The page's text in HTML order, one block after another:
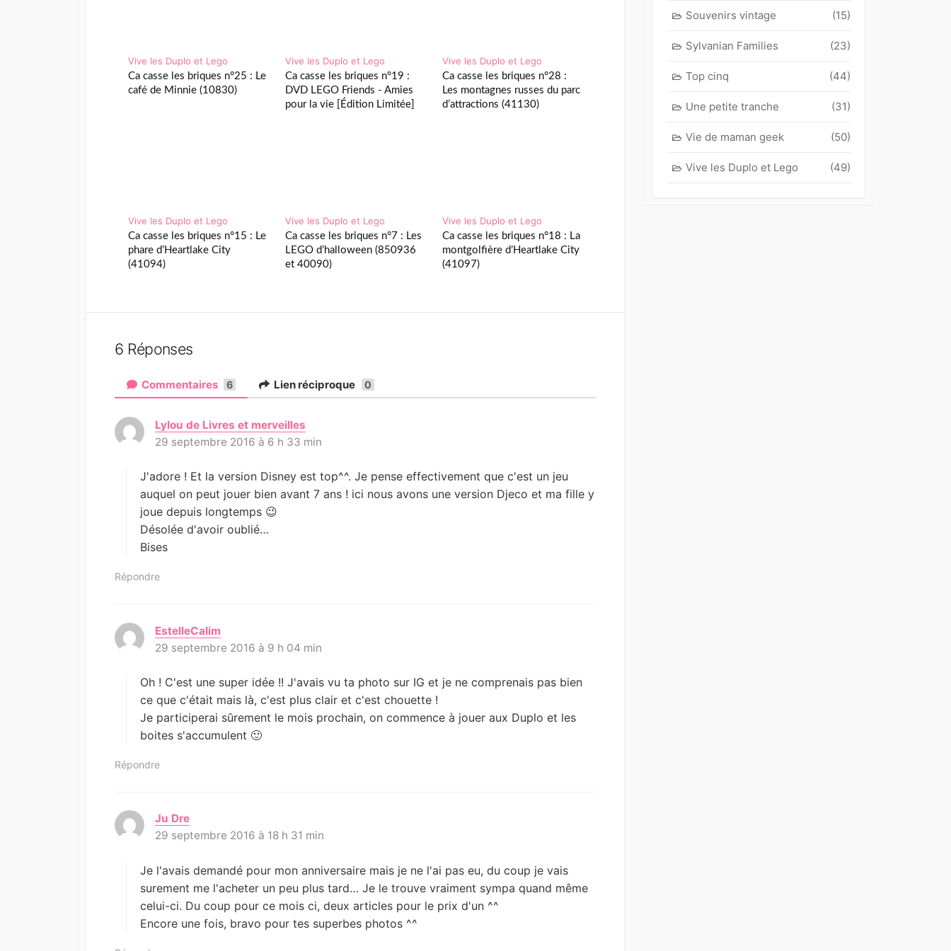
Vive les Duplo et Lego
Ca casse les briques n°25 : Le
café de Minnie (10830)
Vive les Duplo et Lego
Ca casse les briques n°19 :
DVD LEGO Friends - Amies
pour la vie [Édition Limitée]
Vive les Duplo et Lego
Ca casse les briques n°28 :
Les montagnes russes du parc
d’attractions (41130)
Vive les Duplo et Lego
Ca casse les briques n°15 : Le
phare d’Heartlake City
(41094)
Vive les Duplo et Lego
Ca casse les briques n°7 : Les
LEGO d’halloween (850936
et 40090)
Vive les Duplo et Lego
Ca casse les briques n°18 : La
montgolfière d’Heartlake City
(41097)
6 Réponses
Commentaires 6 Lien réciproque 0
Lylou de Livres et merveilles
i
:
29 septembre 2016 à 6 h 33 min
J'adore ! Et la version Disney est top^^. Je pense effectivement que c'est un jeu
auquel on peut jouer bien avant 7 ans ! ici nous avons une version Djeco et ma fille y
joue depuis longtemps 😉
Désolée d'avoir oublié…
Bises
Répondre
EstelleCalim
i
:
29 septembre 2016 à 9 h 04 min
Oh ! C'est une super idée !! J'avais vu ta photo sur IG et je ne comprenais pas bien
ce que c'était mais là, c'est plus clair et c'est chouette !
Je participerai sûrement le mois prochain, on commence à jouer aux Duplo et les
boites s'accumulent 🙂
Répondre
Ju Dre
i
29 septembre 2016 à 18 h 31 min
Je l'avais demandé pour mon anniversaire mais je ne l'ai pas eu, du coup je vais
surement me l'acheter un peu plus tard… Je le trouve vraiment sympa quand même
celui-ci. Du coup pour ce mois ci, deux articles pour le prix d'un ^^
Encore une fois, bravo pour tes superbes photos ^^
Souvenirs vintage (15)
Sylvanian Families (23)
Top cinq (44)
Une petite tranche (31)
Vie de maman geek (50)
Vive les Duplo et Lego (49)